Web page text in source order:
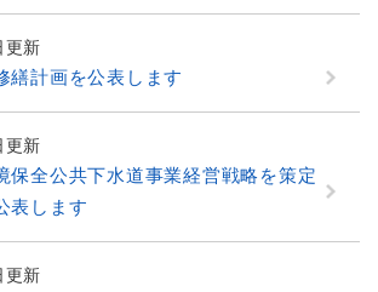
更新
繕計画を公表します
更新
保全公共下水道事業経営戦略を策定
表します
更新